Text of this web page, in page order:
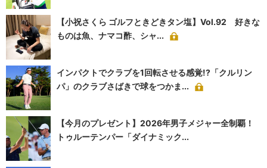
【小祝さくら ゴルフときどきタン塩】Vol.92 好きな
ものは魚、ナマコ酢、シャ...
インパクトでクラブを1回転させる感覚!?「クルリン
パ」のクラブさばきで球をつかま...
【今月のプレゼント】2026年男子メジャー全制覇！
トゥルーテンパー「ダイナミック...